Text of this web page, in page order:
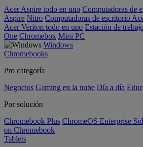
Acer Aspire todo en uno Computadoras de
Aspire Nitro Computadoras de escritorio
Acer Veriton todo en uno Estación de
One Chromebox Mini PC
Windows
Chromebooks
Pro categoría
Negocios Gaming en la nube Día a día
Por solución
Chromebook Plus ChromeOS Enterprise
on Chromebook
Tablets